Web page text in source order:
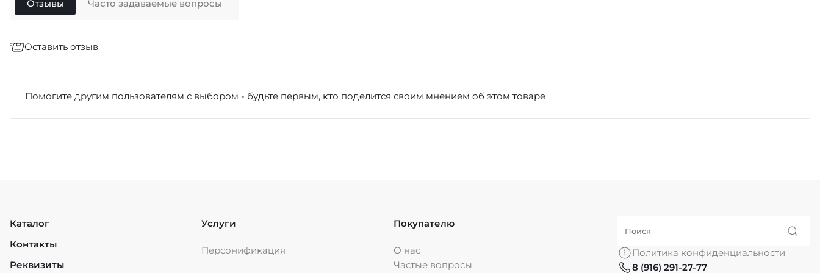
Отзывы
Оставить отзыв
Недостатки
Помогите другим пользователям с выбором - будьте первым, кто поделится своим мнением об этом товаре
Часто задаваемые вопросы
Каталог
Контакты
Реквизиты
Услуги
Персонификация
Покупателю
О нас
Частые вопросы
Политика конфиденциальности
8 (916) 291-27-77